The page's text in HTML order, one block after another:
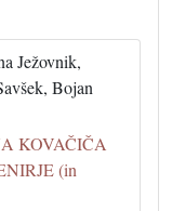
Ježovnik,
Bojan
KOVAČIČA
(in